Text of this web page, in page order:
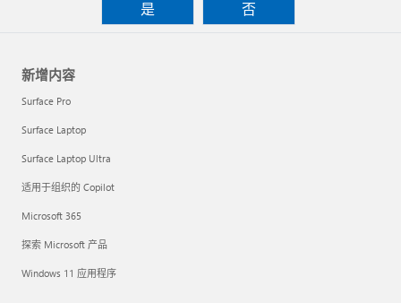
是
否
新增内容
Surface Pro
Surface Laptop
Surface Laptop Ultra
适用于组织的 Copilot
Microsoft 365
探索 Microsoft 产品
Windows 11 应用程序